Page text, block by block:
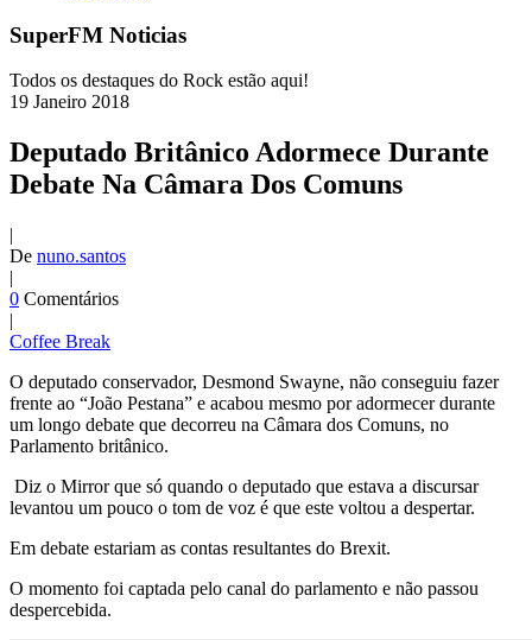
SuperFM Noticias
Todos os destaques do Rock estão aqui!
19 Janeiro 2018
Deputado Britânico Adormece Durante
Debate Na Câmara Dos Comuns
|
De nuno.santos
|
0 Comentários
|
Coffee Break
O deputado conservador, Desmond Swayne, não conseguiu fazer
frente ao “João Pestana” e acabou mesmo por adormecer durante
um longo debate que decorreu na Câmara dos Comuns, no
Parlamento britânico.
Diz o Mirror que só quando o deputado que estava a discursar
levantou um pouco o tom de voz é que este voltou a despertar.
Em debate estariam as contas resultantes do Brexit.
O momento foi captada pelo canal do parlamento e não passou
despercebida.